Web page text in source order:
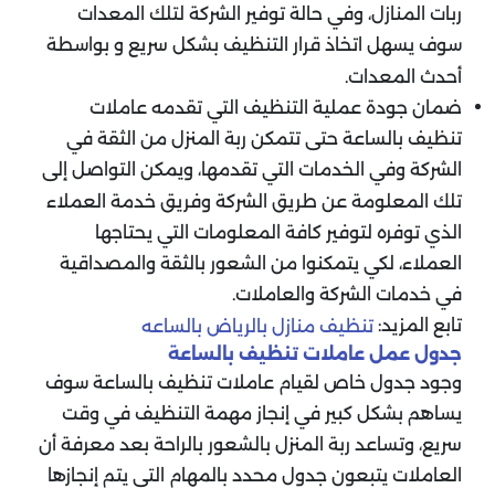
ربات المنازل، وفي حالة توفير الشركة لتلك المعدات
سوف يسهل اتخاذ قرار التنظيف بشكل سريع و بواسطة
أحدث المعدات.
ضمان جودة عملية التنظيف التي تقدمه عاملات
تنظيف بالساعة حتى تتمكن ربة المنزل من الثقة في
الشركة وفي الخدمات التي تقدمها، ويمكن التواصل إلى
تلك المعلومة عن طريق الشركة وفريق خدمة العملاء
الذي توفره لتوفير كافة المعلومات التي يحتاجها
العملاء، لكي يتمكنوا من الشعور بالثقة والمصداقية
في خدمات الشركة والعاملات.
تابع المزيد: تنظيف منازل بالرياض بالساعه
جدول عمل عاملات تنظيف بالساعة
وجود جدول خاص لقيام عاملات تنظيف بالساعة سوف
يساهم بشكل كبير في إنجاز مهمة التنظيف في وقت
سريع، وتساعد ربة المنزل بالشعور بالراحة بعد معرفة أن
العاملات يتبعون جدول محدد بالمهام التي يتم إنجازها